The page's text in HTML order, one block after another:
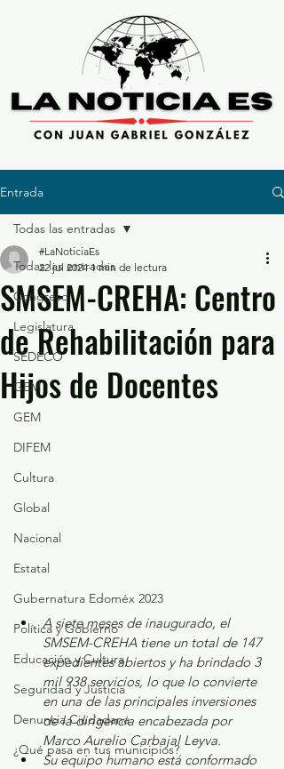
Entrada
Todas las entradas
Congreso
Legislatura
SEDECO
GEM
GEM
DIFEM
Cultura
Global
Nacional
Estatal
Gubernatura Edoméx 2023
Política y Gobierno
Educación y Cultura
Seguridad y Justicia
Denuncia Ciudadana
¿Qué pasa en tus municipios?
Todas las entradas
SMSEM-CREHA: Centro
de Rehabilitación para
Hijos de Docentes
#LaNoticiaEs
22 jul 2024 1 min de lectura
A siete meses de inaugurado, el
SMSEM-CREHA tiene un total de 147
expedientes abiertos y ha brindado 3
mil 938 servicios, lo que lo convierte
en una de las principales inversiones
de la dirigencia encabezada por
Marco Aurelio Carbajal Leyva.
Su equipo humano está conformado